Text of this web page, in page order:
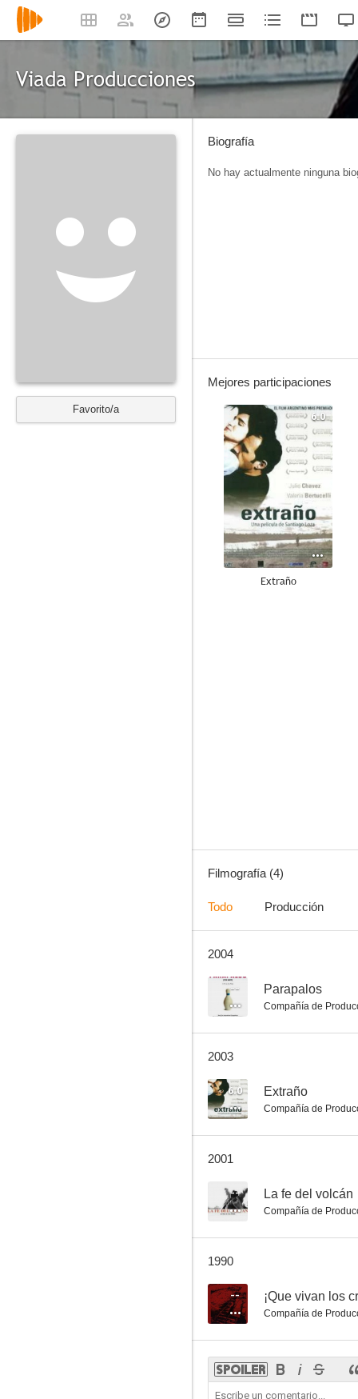
Viada Producciones
Favorito/a
Biografía
No hay actualmente ninguna
Mejores participaciones
6.0
Extraño
Filmografía (4)
Todo Producción
2004
-- Parapalos
Compañía de
2003
6.0 Extraño
Compañía de
2001
-- La fe del volcán
Compañía de
1990
-- ¡Que vivan los
Compañía de